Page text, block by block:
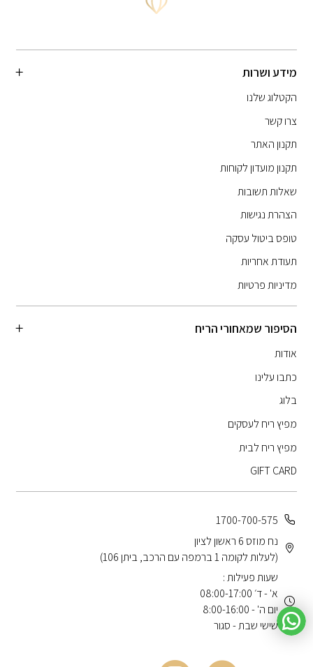
מידע ושרות
הקטלוג שלנו
צרו קשר
תקנון האתר
תקנון מועדון לקוחות
שאלות תשובות
הצהרת נגישות
טופס ביטול עסקה
תעודת אחריות
מדיניות פרטיות
הסיפור שמאחורי הריח
אודות
כתבו עלינו
בלוג
מפיץ ריח לעסקים
מפיץ ריח לבית
GIFT CARD
1700-700-575
נח מוזס 6 ראשון לציון
(לעלות לקומה 1 ברמפה עם הרכב, ביתן 106)
שעות פעילות :
א' - ד׳ 08:00-17:00
יום ה' - 8:00-16:00
שישי שבת - סגור